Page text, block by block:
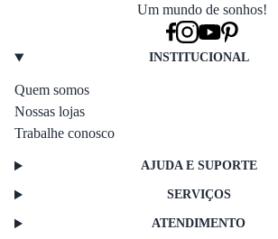
Um mundo de sonhos!
INSTITUCIONAL
Quem somos
Nossas lojas
Trabalhe conosco
AJUDA E SUPORTE
SERVIÇOS
ATENDIMENTO